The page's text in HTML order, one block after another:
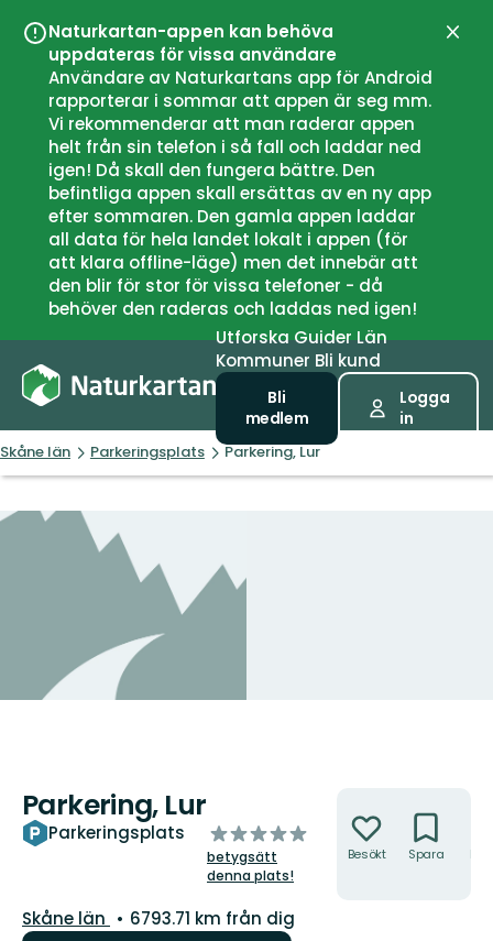
Naturkartan-appen kan behöva
uppdateras för vissa användare
Användare av Naturkartans app för Android
rapporterar i sommar att appen är seg mm.
Vi rekommenderar att man raderar appen
helt från sin telefon i så fall och laddar ned
igen! Då skall den fungera bättre. Den
befintliga appen skall ersättas av en ny app
efter sommaren. Den gamla appen laddar
all data för hela landet lokalt i appen (för
att klara offline-läge) men det innebär att
den blir för stor för vissa telefoner - då
behöver den raderas och laddas ned igen!
UtforskaGuiderLän
Kommuner Bli kund
Bli
medlem
Logga
in
Skåne län Parkeringsplats Parkering, Lur
Parkering, Lur
Parkeringsplats
av
5
stjärnor
betygsätt
denna plats!
Län:
Skåne län
6793.71 km från dig
Besökt Spara